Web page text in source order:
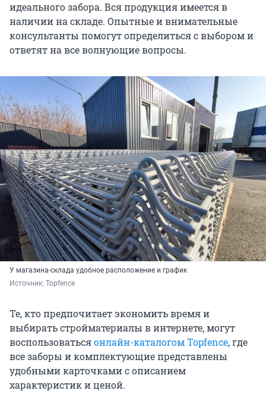
идеального забора. Вся продукция имеется в
наличии на складе. Опытные и внимательные
консультанты помогут определиться с выбором и
ответят на все волнующие вопросы.
У магазина-склада удобное расположение и график
Источник: Topfence
Те, кто предпочитает экономить время и
выбирать стройматериалы в интернете, могут
воспользоватьсяонлайн-каталогом Topfence, где
все заборы и комплектующие представлены
удобными карточками с описанием
характеристик и ценой.